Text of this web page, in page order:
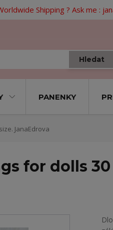
Shipping ? Ask me :
Hledat
PANENKY
JanaEdrova
for dolls 30